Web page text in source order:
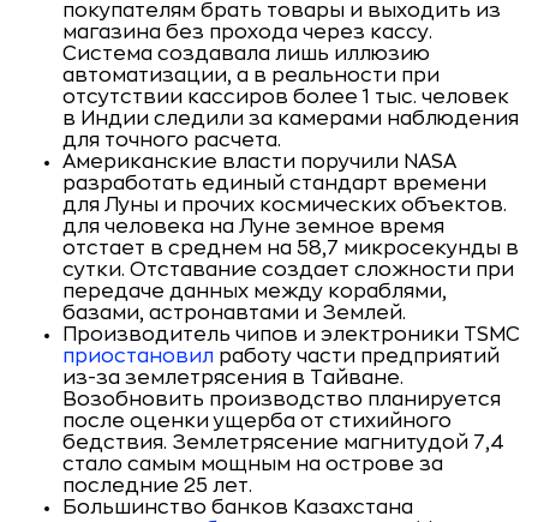
покупателям брать товары и выходить из
магазина без прохода через кассу.
Система создавала лишь иллюзию
автоматизации, а в реальности при
отсутствии кассиров более 1 тыс. человек
в Индии следили за камерами наблюдения
для точного расчета.
Американские власти поручили NASA
разработать единый стандарт времени
для Луны и прочих космических объектов.
для человека на Луне земное время
отстает в среднем на 58,7 микросекунды в
сутки. Отставание создает сложности при
передаче данных между кораблями,
базами, астронавтами и Землей.
Производитель чипов и электроники TSMC
приостановил работу части предприятий
из-за землетрясения в Тайване.
Возобновить производство планируется
после оценки ущерба от стихийного
бедствия. Землетрясение магнитудой 7,4
стало самым мощным на острове за
последние 25 лет.
Большинство банков Казахстана